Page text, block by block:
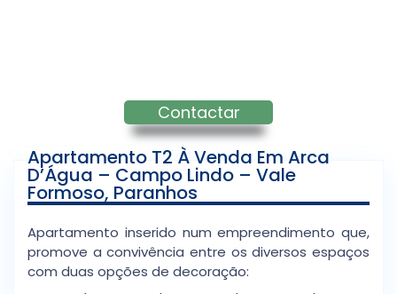
Contactar
Apartamento T2 À Venda Em Arca
D’Água – Campo Lindo – Vale
Formoso, Paranhos
Apartamento inserido num empreendimento que,
promove a convivência entre os diversos espaços
com duas opções de decoração: